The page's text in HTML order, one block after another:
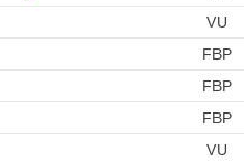
VU
FBP
FBP
FBP
VU